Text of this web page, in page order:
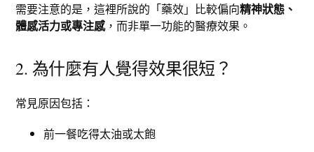
需要注意的是，這裡所說的「藥效」比較偏向精神狀態、
體感活力或專注感，而非單一功能的醫療效果。
2. 為什麼有人覺得效果很短？
常見原因包括：
前一餐吃得太油或太飽